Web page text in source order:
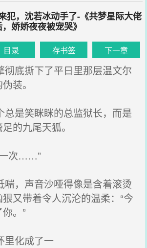
犯，沈若冰动手了-《共梦星际大佬
，娇娇夜夜被宠哭》
目录 存书签 下一章
底撕下了平日里那层温文尔
装。
是笑眯眯的总监狱长，而是
的九尾天狐。
次……”
，声音沙哑得像是含着滚烫
又带着令人沉沦的温柔：“今
。”
化成了一